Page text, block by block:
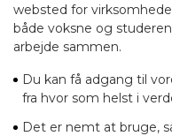
websted for
både voksne og
arbejde sammen.
Du kan få adgang til
fra hvor som helst i
Det er nemt at bruge,